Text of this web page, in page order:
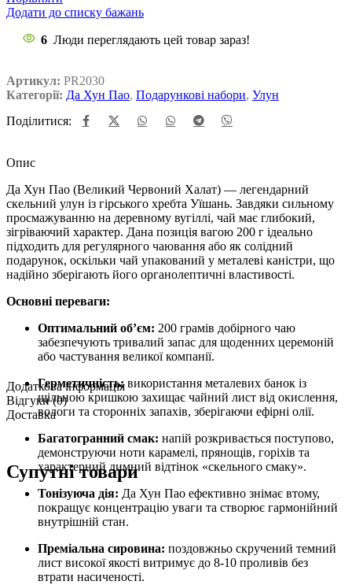
Додати до списку бажань
6 Люди переглядають цей товар зараз!
Артикул: PR2030
Категорії: Да Хун Пао, Подарункові набори, Улун
Поділитися:
Опис
Да Хун Пао (Великий Червоний Халат) — легендарний
скельний улун із гірського хребта Уїшань. Завдяки сильному
просмажуванню на деревному вугіллі, чай має глибокий,
зігріваючий характер. Дана позиція вагою 200 г ідеально
підходить для регулярного чаювання або як солідний
подарунок, оскільки чай упакований у металеві каністри, що
надійно зберігають його органолептичні властивості.
Основні переваги:
Оптимальний об’єм: 200 грамів добірного чаю
забезпечують тривалий запас для щоденних церемоній
або частування великої компанії.
Герметичність:використання металевих банок із
щільною кришкою захищає чайний лист від окислення,
вологи та сторонніх запахів, зберігаючи ефірні олії.
Багатогранний смак: напій розкривається поступово,
демонструючи ноти карамелі, прянощів, горіхів та
характерний димний відтінок «скельного смаку».
Тонізуюча дія: Да Хун Пао ефективно знімає втому,
покращує концентрацію уваги та створює гармонійний
внутрішній стан.
Преміальна сировина: поздовжньо скручений темний
лист високої якості витримує до 8-10 проливів без
втрати насиченості.
Додаткова інформація
Відгуки (0)
Доставка
Супутні товари